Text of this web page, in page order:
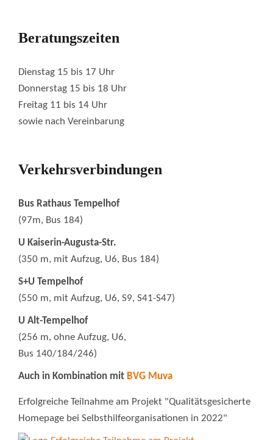
Beratungszeiten
Dienstag 15 bis 17 Uhr
Donnerstag 15 bis 18 Uhr
Freitag 11 bis 14 Uhr
sowie nach Vereinbarung
Verkehrsverbindungen
Bus Rathaus Tempelhof
(97m, Bus 184)
U Kaiserin-Augusta-Str.
(350 m, mit Aufzug, U6, Bus 184)
S+U Tempelhof
(550 m, mit Aufzug, U6, S9, S41-S47)
U Alt-Tempelhof
(256 m, ohne Aufzug, U6,
Bus 140/184/246)
Auch in Kombination mit BVG Muva
Erfolgreiche Teilnahme am Projekt "Qualitätsgesicherte
Homepage bei Selbsthilfeorganisationen in 2022"